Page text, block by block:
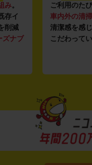
み。
存イ
削減
ズナブ
ご利用のたび
車内外の清
清潔感を感
こだわってい